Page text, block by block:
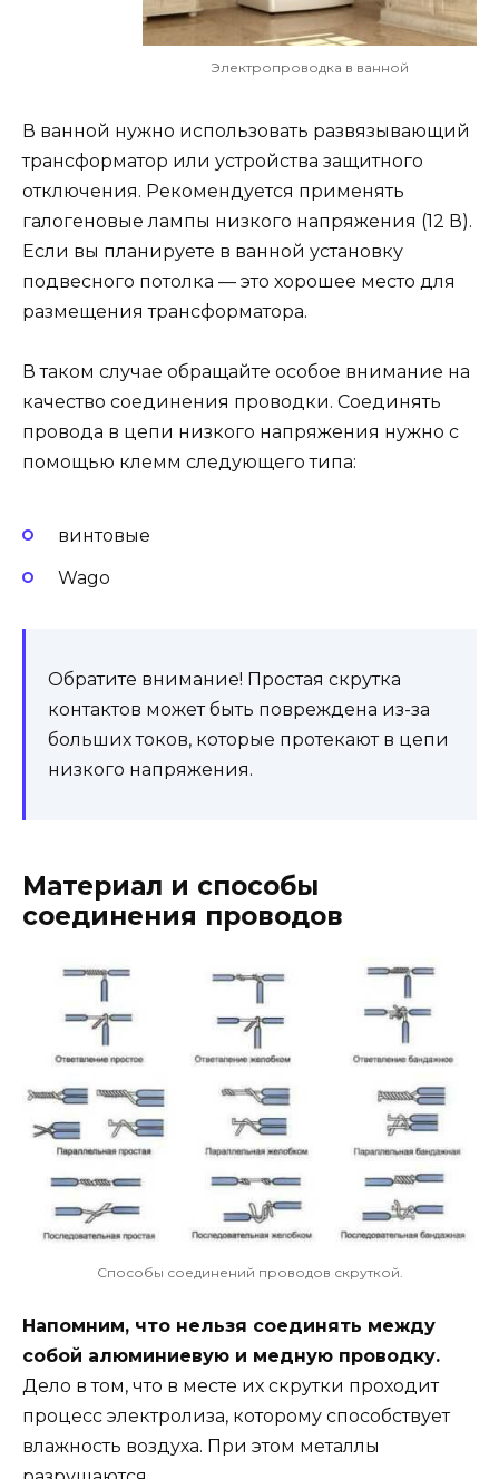
Электропроводка в ванной
В ванной нужно использовать развязывающий
трансформатор или устройства защитного
отключения. Рекомендуется применять
галогеновые лампы низкого напряжения (12 В).
Если вы планируете в ванной установку
подвесного потолка — это хорошее место для
размещения трансформатора.
В таком случае обращайте особое внимание на
качество соединения проводки. Соединять
провода в цепи низкого напряжения нужно с
помощью клемм следующего типа:
винтовые
Wago
Обратите внимание! Простая скрутка
контактов может быть повреждена из-за
больших токов, которые протекают в цепи
низкого напряжения.
Материал и способы
соединения проводов
Способы соединений проводов скруткой.
Напомним, что нельзя соединять между
собой алюминиевую и медную проводку.
Дело в том, что в месте их скрутки проходит
процесс электролиза, которому способствует
влажность воздуха. При этом металлы